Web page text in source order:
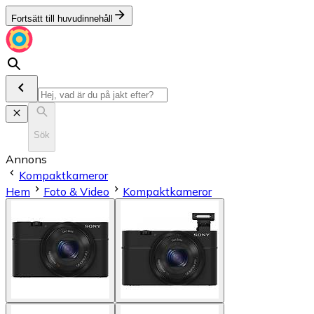
Fortsätt till huvudinnehåll
Sök
Annons
Kompaktkameror
Hem
Foto & Video Kompaktkameror